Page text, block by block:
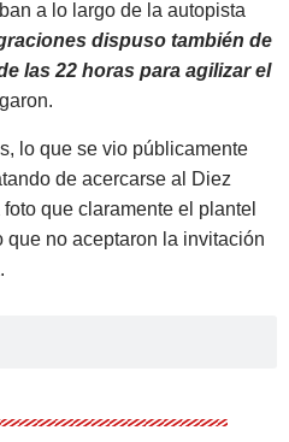
a lo largo de la autopista
dispuso también de
las 22 horas para agilizar el
lo que se vio públicamente
de acercarse al Diez
que claramente el plantel
que no aceptaron la invitación